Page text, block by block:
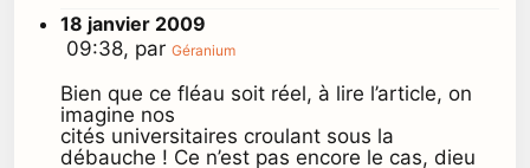
18 janvier 2009
09:38, par Géranium
Bien que ce fléau soit réel, à lire l’article, on
imagine nos
cités universitaires croulant sous la
débauche ! Ce n’est pas encore le cas, dieu